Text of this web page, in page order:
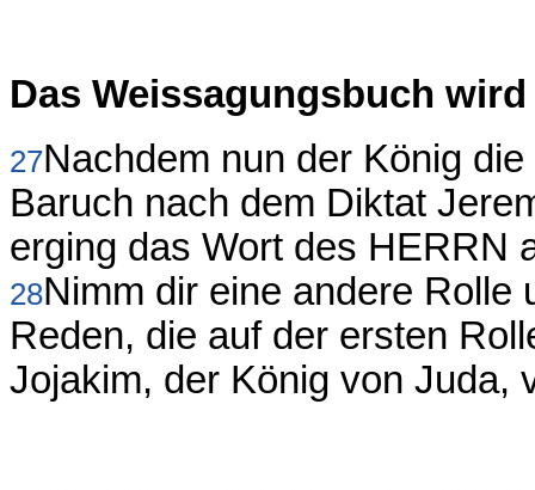
Das Weissagungsbuch
27Nachdem nun der König
Baruch nach dem Diktat
erging das Wort des HERRN
28Nimm dir eine andere Rolle
Reden, die auf der ersten
Jojakim, der König von Juda,